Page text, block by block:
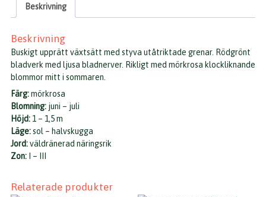
Beskrivning
Beskrivning
Buskigt upprätt växtsätt med styva utåtriktade grenar. Rödgrönt
bladverk med ljusa bladnerver. Rikligt med mörkrosa klockliknande
blommor mitt i sommaren.
Färg:mörkrosa
Blomning: juni – juli
Höjd: 1 – 1,5 m
Läge:sol – halvskugga
Jord:väldränerad näringsrik
Zon: I – III
Relaterade produkter